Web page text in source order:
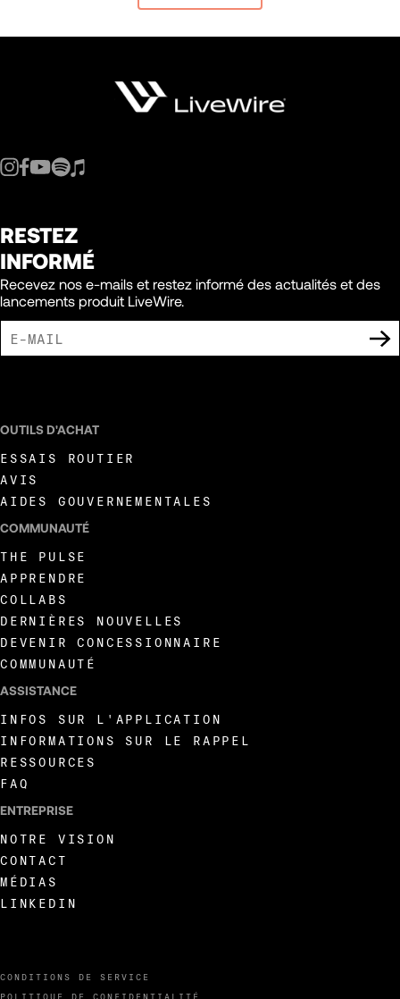
RESTEZ
INFORMÉ
Recevez nos e-mails et restez informé des actualités et des
lancements produit LiveWire.
CONDITIONS DE SERVICE
POLITIQUE DE CONFIDENTIALITÉ
OUTILS D'ACHAT
ESSAIS ROUTIER
AVIS
AIDES GOUVERNEMENTALES
COMMUNAUTÉ
THE PULSE
APPRENDRE
COLLABS
DERNIÈRES NOUVELLES
DEVENIR CONCESSIONNAIRE
COMMUNAUTÉ
ASSISTANCE
INFOS SUR L'APPLICATION
INFORMATIONS SUR LE RAPPEL
RESSOURCES
FAQ
ENTREPRISE
NOTRE VISION
CONTACT
MÉDIAS
LINKEDIN